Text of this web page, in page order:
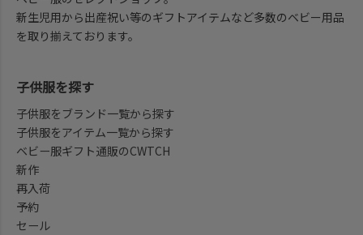
新生児用から出産祝い等のギフトアイテムなど多数のベビー用品
を取り揃えております。
子供服を探す
子供服をブランド一覧から探す
子供服をアイテム一覧から探す
ベビー服ギフト通販のCWTCH
新作
再入荷
予約
セール